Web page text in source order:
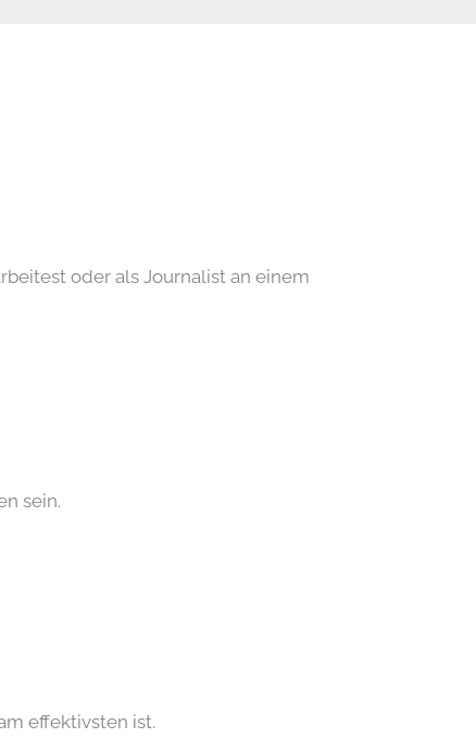
oder als Journalist an einem
sein.
effektivsten ist.